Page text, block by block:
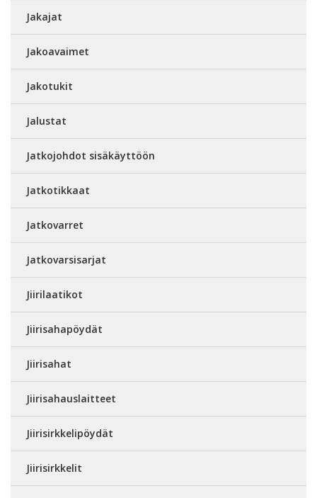
Jakajat
Jakoavaimet
Jakotukit
Jalustat
Jatkojohdot sisäkäyttöön
Jatkotikkaat
Jatkovarret
Jatkovarsisarjat
Jiirilaatikot
Jiirisahapöydät
Jiirisahat
Jiirisahauslaitteet
Jiirisirkkelipöydät
Jiirisirkkelit